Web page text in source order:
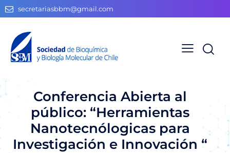
secretariasbbm@gmail.com
Conferencia Abierta al
público: “Herramientas
Nanotecnólogicas para
Investigación e Innovación “